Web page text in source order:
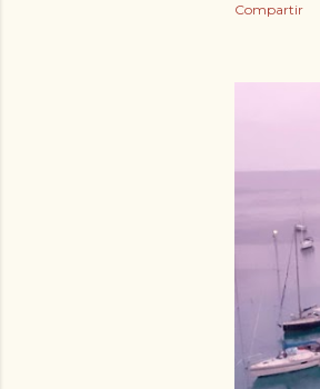
Compartir